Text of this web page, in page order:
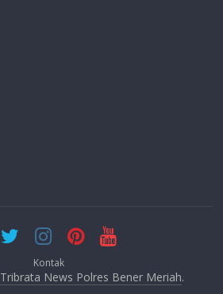
Kontak
Tribrata News Polres Bener Meriah.